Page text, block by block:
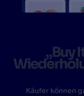
„Buy
Käufer können